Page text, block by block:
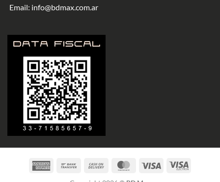
Email: info@bdmax.com.ar
American
Bank
Cash
MasterCardVisa
Visa